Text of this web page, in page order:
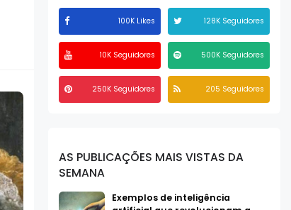
100K Likes 128K Seguidores
10K Seguidores 500K Seguidores
250K Seguidores 205 Seguidores
AS PUBLICAÇÕES MAIS VISTAS DA
SEMANA
Exemplos de inteligência